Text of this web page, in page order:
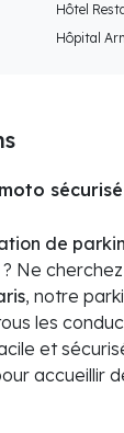
Hôtel
Hôpital
sécurisé
de
Ne cherchez
, notre
les
et
accueillir